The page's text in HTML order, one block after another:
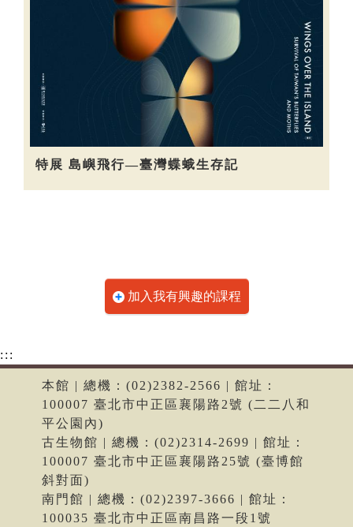
特展 島嶼飛行—臺灣蝶蛾生存記
加入我有興趣的課程
:::
本館 | 總機：(02)2382-2566 | 館址：
100007 臺北市中正區襄陽路2號 (二二八和
平公園內)
古生物館 | 總機：(02)2314-2699 | 館址：
100007 臺北市中正區襄陽路25號 (臺博館
斜對面)
南門館 | 總機：(02)2397-3666 | 館址：
100035 臺北市中正區南昌路一段1號